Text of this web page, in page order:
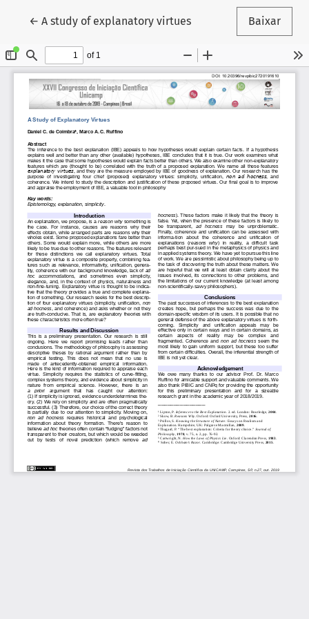
← Voltar aos Detalhes do Artigo
A study of explanatory virtues Baixar